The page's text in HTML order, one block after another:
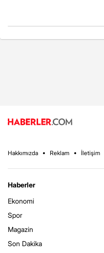
Hakkımızda Reklam İletişim
Haberler
Ekonomi
Spor
Magazin
Son Dakika